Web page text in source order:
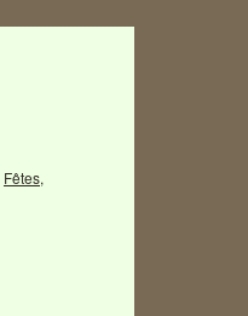
Fêtes,